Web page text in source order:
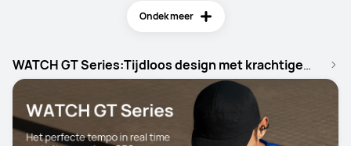
Ondek meer
WATCH GT Series:Tijdloos design met krachtige
smart features